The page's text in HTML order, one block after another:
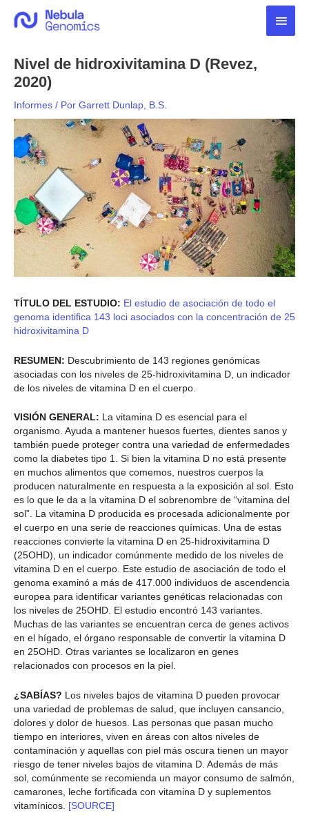
Nivel de hidroxivitamina D (Revez,
2020)
Informes / Por Garrett Dunlap, B.S.
TÍTULO DEL ESTUDIO: El estudio de asociación de todo el
genoma identifica 143 loci asociados con la concentración de 25
hidroxivitamina D
RESUMEN: Descubrimiento de 143 regiones genómicas
asociadas con los niveles de 25-hidroxivitamina D, un indicador
de los niveles de vitamina D en el cuerpo.
VISIÓN GENERAL: La vitamina D es esencial para el
organismo. Ayuda a mantener huesos fuertes, dientes sanos y
también puede proteger contra una variedad de enfermedades
como la diabetes tipo 1. Si bien la vitamina D no está presente
en muchos alimentos que comemos, nuestros cuerpos la
producen naturalmente en respuesta a la exposición al sol. Esto
es lo que le da a la vitamina D el sobrenombre de “vitamina del
sol”. La vitamina D producida es procesada adicionalmente por
el cuerpo en una serie de reacciones químicas. Una de estas
reacciones convierte la vitamina D en 25-hidroxivitamina D
(25OHD), un indicador comúnmente medido de los niveles de
vitamina D en el cuerpo. Este estudio de asociación de todo el
genoma examinó a más de 417.000 individuos de ascendencia
europea para identificar variantes genéticas relacionadas con
los niveles de 25OHD. El estudio encontró 143 variantes.
Muchas de las variantes se encuentran cerca de genes activos
en el hígado, el órgano responsable de convertir la vitamina D
en 25OHD. Otras variantes se localizaron en genes
relacionados con procesos en la piel.
¿SABÍAS? Los niveles bajos de vitamina D pueden provocar
una variedad de problemas de salud, que incluyen cansancio,
dolores y dolor de huesos. Las personas que pasan mucho
tiempo en interiores, viven en áreas con altos niveles de
contaminación y aquellas con piel más oscura tienen un mayor
riesgo de tener niveles bajos de vitamina D. Además de más
sol, comúnmente se recomienda un mayor consumo de salmón,
camarones, leche fortificada con vitamina D y suplementos
vitamínicos. [SOURCE]